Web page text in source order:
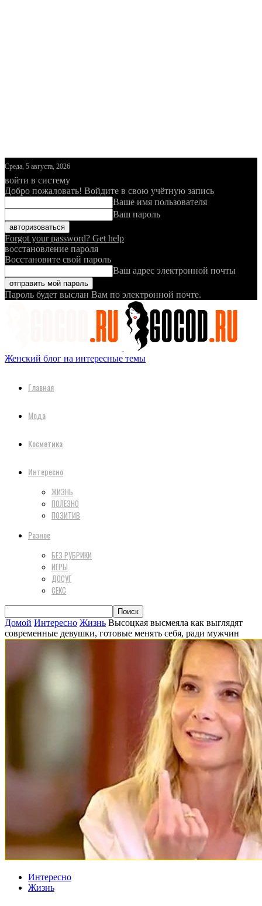
Среда, 5 августа, 2026
войти в систему
Добро пожаловать! Войдите в свою учётную запись
Ваше имя пользователя
Ваш пароль
Forgot your password? Get help
восстановление пароля
Восстановите свой пароль
Ваш адрес электронной почты
Пароль будет выслан Вам по электронной почте.
Женский блог на интересные темы
Главная
Мода
Косметика
Интересно
ЖИЗНЬ
ПОЛЕЗНО
ПОЗИТИВ
Разное
БЕЗ РУБРИКИ
ИГРЫ
ДОСУГ
СЕКС
Домой Интересно Жизнь Высоцкая высмеяла как выглядят
современные девушки, готовые менять себя, ради мужчин
Интересно
Жизнь